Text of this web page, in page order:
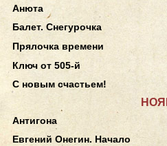
Анюта
Балет. Снегурочка
Прялочка времени
Ключ от 505-й
С новым счастьем!
Антигона
Евгений Онегин. Начало